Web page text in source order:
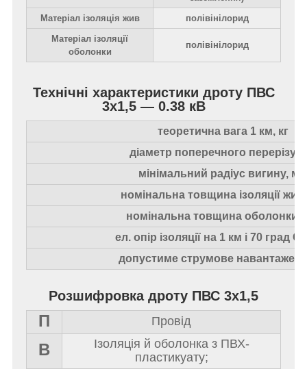
Матеріал ізоляція жив
полівінілорид
Матеріал ізоляції
оболонки
полівінілорид
Технічні характеристики дроту ПВС
3х1,5 — 0.38 кВ
теоретична вага 1 км, кг
діаметр поперечного перерізу,
мінімальний радіус вигину, мм
номінальна товщина ізоляції
номінальна товщина оболонки,
ел. опір ізоляції на 1 км і 70 град
допустиме струмове
Розшифровка дроту ПВС 3х1,5
П Провід
В
Ізоляція й оболонка з ПВХ-
пластикуату;